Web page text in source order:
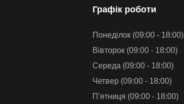
Графiк роботи
Понеділок (09:00 - 18:00)
Вівторок (09:00 - 18:00)
Середа (09:00 - 18:00)
Четвер (09:00 - 18:00)
П'ятниця (09:00 - 18:00)